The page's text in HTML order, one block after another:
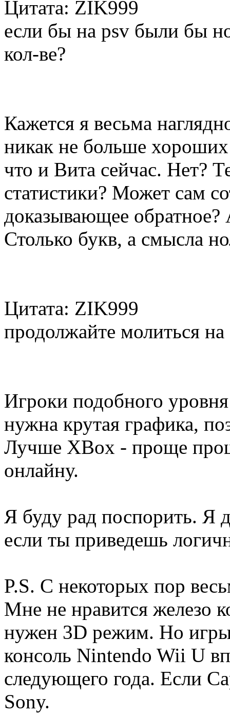
Цитата: ZIK999
если бы на psv были бы
кол-ве?
Кажется я весьма
никак не больше
что и Вита сейчас. Нет?
статистики? Может сам
доказывающее обратное?
Столько букв, а смысла
Цитата: ZIK999
продолжайте молиться
Игроки подобного
нужна крутая графика,
Лучше XBox - проще
онлайну.
Я буду рад поспорить. Я
если ты приведешь
P.S. C некоторых пор
Мне не нравится железо
нужен 3D режим. Но
консоль Nintendo Wii U
следующего года. Если
Sony.